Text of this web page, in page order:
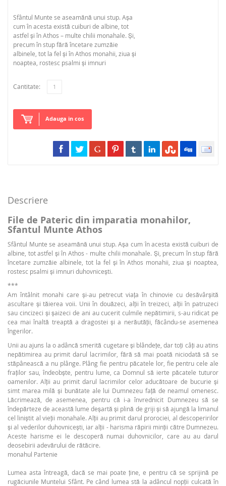
Sfântul Munte se aseamănă unui stup. Așa
cum în acesta există cuiburi de albine, tot
astfel şi în Athos – multe chilii monahale. Şi,
precum în stup fără încetare zumzăie
albinele, tot la fel şi în Athos monahii, ziua şi
noaptea, rostesc psalmi şi imnuri
Cantitate:
Adauga in cos
Descriere
File de Pateric din imparatia monahilor,
Sfantul Munte Athos
Sfântul Munte se aseamănă unui stup. Așa cum în acesta există cuiburi de
albine, tot astfel şi în Athos - multe chilii monahale. Şi, precum în stup fără
încetare zumzăie albinele, tot la fel şi în Athos monahii, ziua şi noaptea,
rostesc psalmi şi imnuri duhovniceşti.
***
Am întâlnit monahi care şi‑au petrecut viaţa în chinovie cu desăvârşită
ascultare şi tăierea voii. Unii în douăzeci, alţii în treizeci, alţii în patruzeci
sau cincizeci şi șaizeci de ani au cucerit culmile nepătimirii, s‑au ridicat pe
cea mai înaltă treaptă a dragostei şi a nerăutăţii, făcându‑se asemenea
îngerilor.
Unii au ajuns la o adâncă smerită cugetare şi blândeţe, dar toţi câţi au atins
ne­pătimirea au primit darul lacrimilor, fără să mai poată niciodată să se
stăpânească a nu plânge. Plâng fie pentru păcatele lor, fie pentru cele ale
fraţilor sau, îndeobște, pentru lume, ca Domnul să ierte păcatele tuturor
oamenilor. Alţii au primit darul lacrimilor celor aducătoare de bucurie şi
simt marea milă şi bunătate ale lui Dumnezeu față de neamul omenesc.
Lăcrimează, de asemenea, pentru că i‑a învrednicit Dumnezeu să se
îndepărteze de această lume deşartă şi plină de griji şi să ajungă la limanul
cel liniştit al vieţii monahale. Alții au primit darul prorociei, al descoperirilor
şi al vederilor duhovnicești, iar alţii - harisma răpirii minţii către Dumnezeu.
Aceste harisme ei le descoperă numai duhovnicilor, care au au darul
deosebirii adevărului de rătăcire.
monahul Partenie
Lumea asta întreagă, dacă se mai poate ține, e pentru că se sprijină pe
rugăciunile Muntelui Sfânt. Pe când lumea stă la adâncul nopții culcată în